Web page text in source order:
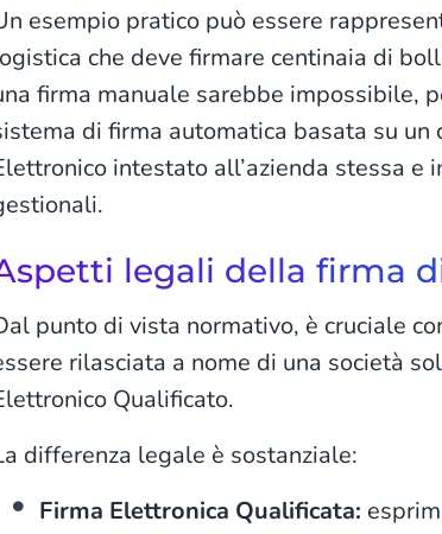
esempio pratico può essere
che deve firmare centinaia di
firma manuale sarebbe impossibile,
di firma automatica basata su
intestato all’azienda stessa e
legali della firma
punto di vista normativo, è cruciale
rilasciata a nome di una società
Qualificato.
differenza legale è sostanziale:
Firma Elettronica Qualificata: